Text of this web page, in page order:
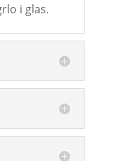
i glas.